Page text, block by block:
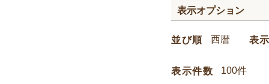
表示オプション
並び順 表
表示件数